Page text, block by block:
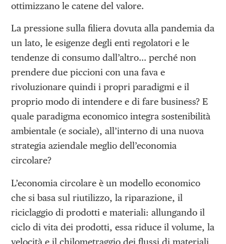
ottimizzano le catene del valore.
La pressione sulla filiera dovuta alla pandemia da
un lato, le esigenze degli enti regolatori e le
tendenze di consumo dall’altro… perché non
prendere due piccioni con una fava e
rivoluzionare quindi i propri paradigmi e il
proprio modo di intendere e di fare business? E
quale paradigma economico integra sostenibilità
ambientale (e sociale), all’interno di una nuova
strategia aziendale meglio dell’economia
circolare?
L’economia circolare è un modello economico
che si basa sul riutilizzo, la riparazione, il
riciclaggio di prodotti e materiali: allungando il
ciclo di vita dei prodotti, essa riduce il volume, la
velocità e il chilometraggio dei flussi di materiali,